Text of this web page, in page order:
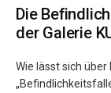
Die
der Galerie
Wie lässt sich